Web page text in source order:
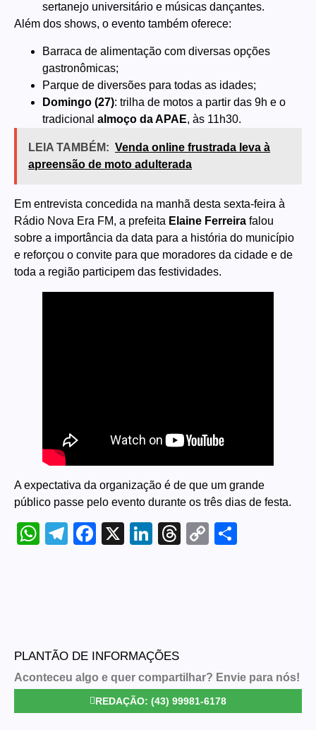
sertanejo universitário e músicas dançantes.
Além dos shows, o evento também oferece:
Barraca de alimentação com diversas opções
gastronômicas;
Parque de diversões para todas as idades;
Domingo (27): trilha de motos a partir das 9h e o
tradicional almoço da APAE, às 11h30.
LEIA TAMBÉM: Venda online frustrada leva à
apreensão de moto adulterada
Em entrevista concedida na manhã desta sexta-feira à
Rádio Nova Era FM, a prefeita Elaine Ferreira falou
sobre a importância da data para a história do município
e reforçou o convite para que moradores da cidade e de
toda a região participem das festividades.
A expectativa da organização é de que um grande
público passe pelo evento durante os três dias de festa.
WhatsApp
Telegram
Facebook
X LinkedIn
Threads
Copy
PLANTÃO DE INFORMAÇÕES
Aconteceu algo e quer compartilhar? Envie para nós!
REDAÇÃO: (43) 99981-6178